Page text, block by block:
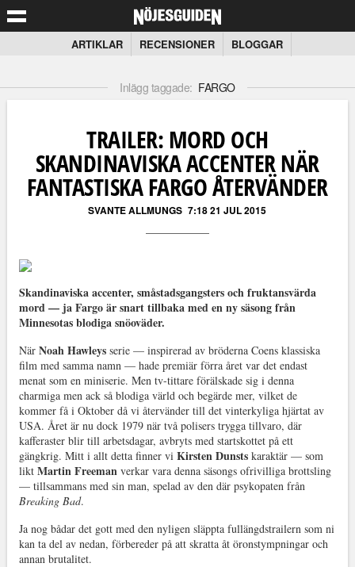
ARTIKLAR RECENSIONER BLOGGAR
Inlägg taggade: FARGO
TRAILER: MORD OCH
SKANDINAVISKA ACCENTER NÄR
FANTASTISKA FARGO ÅTERVÄNDER
SVANTE ALLMUNGS 7:18 21 JUL 2015
Skandinaviska accenter, småstadsgangsters och fruktansvärda
mord — ja Fargo är snart tillbaka med en ny säsong från
Minnesotas blodiga snöoväder.
När Noah Hawleysserie — inspirerad av bröderna Coens klassiska
film med samma namn — hade premiär förra året var det endast
menat som en miniserie. Men tv-tittare förälskade sig i denna
charmiga men ack så blodiga värld och begärde mer, vilket de
kommer få i Oktober då vi återvänder till det vinterkyliga hjärtat av
USA. Året är nu dock 1979 när två polisers trygga tillvaro, där
kafferaster blir till arbetsdagar, avbryts med startskottet på ett
gängkrig. Mitt i allt detta finner vi Kirsten Dunstskaraktär — som
likt Martin Freemanverkar vara denna säsongs ofrivilliga brottsling
— tillsammans med sin man, spelad av den där psykopaten från
Breaking Bad.
Ja nog bådar det gott med den nyligen släppta fullängdstrailern som ni
kan ta del av nedan, förbereder på att skratta åt öronstympningar och
annan brutalitet.